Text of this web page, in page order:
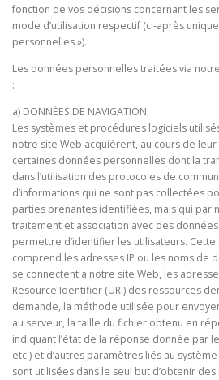
fonction de vos décisions concernant les
mode d’utilisation respectif (ci-après
personnelles »).
Les données personnelles traitées via
:
a) DONNÉES DE NAVIGATION
Les systèmes et procédures logiciels
notre site Web acquièrent, au cours de
certaines données personnelles dont la
dans l’utilisation des protocoles de
d’informations qui ne sont pas collectées
parties prenantes identifiées, mais qui par
traitement et association avec des
permettre d’identifier les utilisateurs.
comprend les adresses IP ou les noms de
se connectent à notre site Web, les
Resource Identifier (URI) des ressources
demande, la méthode utilisée pour
au serveur, la taille du fichier obtenu en
indiquant l’état de la réponse donnée par
etc.) et d’autres paramètres liés au
sont utilisées dans le seul but d’obtenir